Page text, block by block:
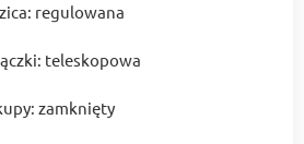
regulowana
teleskopowa
zamknięty